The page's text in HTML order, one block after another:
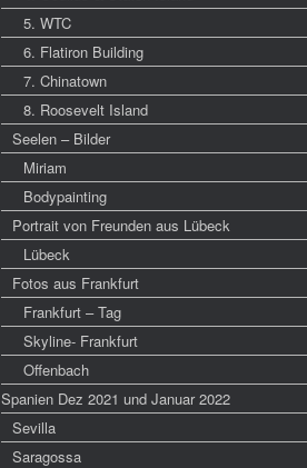
5. WTC
6. Flatiron Building
7. Chinatown
8. Roosevelt Island
Seelen – Bilder
Miriam
Bodypainting
Portrait von Freunden aus Lübeck
Lübeck
Fotos aus Frankfurt
Frankfurt – Tag
Skyline- Frankfurt
Offenbach
Spanien Dez 2021 und Januar 2022
Sevilla
Saragossa